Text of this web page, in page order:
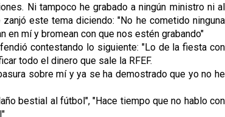
Ni tampoco he grabado a ningún ministro ni al
este tema diciendo: "No he cometido ninguna
en mí y bromean con que nos estén grabando"
contestando lo siguiente: "Lo de la fiesta con
todo el dinero que sale la RFEF.
sobre mí y ya se ha demostrado que yo no he
bestial al fútbol", "Hace tiempo que no hablo con